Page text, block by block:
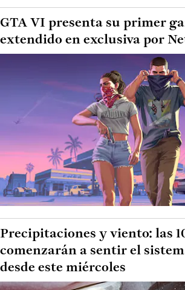
GTA VI presenta su primer
extendido en exclusiva por
Precipitaciones y viento: las
comenzarán a sentir el
desde este miércoles